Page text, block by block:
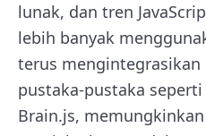
lunak, dan tren
lebih banyak
terus
pustaka-pustaka seperti
Brain.js,